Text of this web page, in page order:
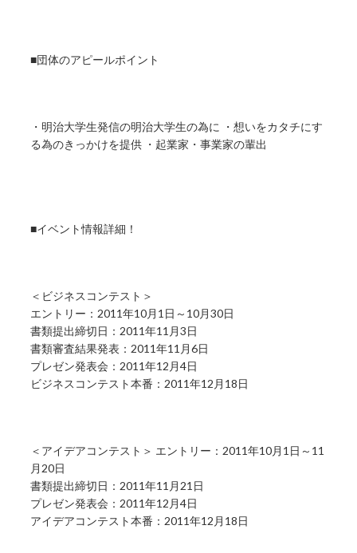
■団体のアピールポイント
・明治大学生発信の明治大学生の為に ・想いをカタチにす
る為のきっかけを提供 ・起業家・事業家の輩出
■イベント情報詳細！
＜ビジネスコンテスト＞
エントリー：2011年10月1日～10月30日
書類提出締切日：2011年11月3日
書類審査結果発表：2011年11月6日
プレゼン発表会：2011年12月4日
ビジネスコンテスト本番：2011年12月18日
＜アイデアコンテスト＞ エントリー：2011年10月1日～11
月20日
書類提出締切日：2011年11月21日
プレゼン発表会：2011年12月4日
アイデアコンテスト本番：2011年12月18日